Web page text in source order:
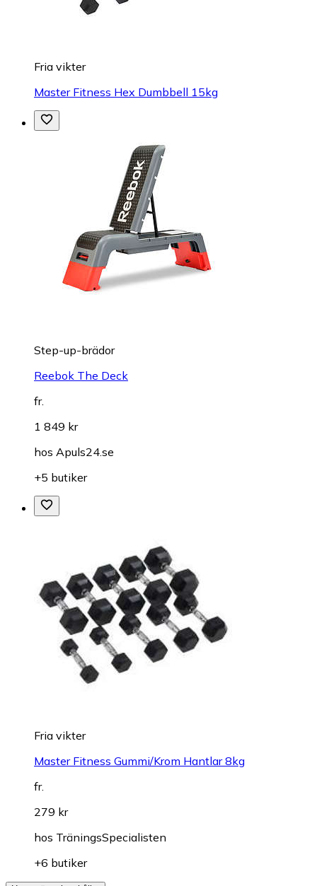
Fria vikter
Master Fitness Hex Dumbbell 15kg
Step-up-brädor
Reebok The Deck
fr.
1 849 kr
hos Apuls24.se
+5 butiker
Fria vikter
Master Fitness Gummi/Krom Hantlar 8kg
fr.
279 kr
hos TräningsSpecialisten
+6 butiker